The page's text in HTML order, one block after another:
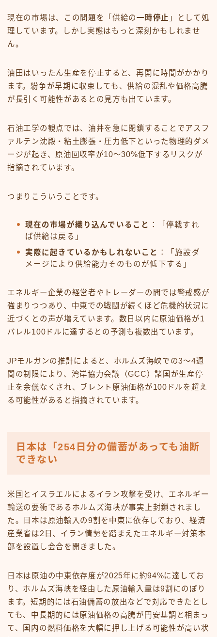
現在の市場は、この問題を「供給の一時停止 」として処
理しています。しかし実態はもっと深刻かもしれませ
ん。
油田はいったん生産を停止すると、再開に時間がかかり
ます。紛争が早期に収束しても、供給の混乱や価格高騰
が長引く可能性があるとの見方も出ています。
石油工学の観点では、油井を急に閉鎖することでアスフ
ァルテン沈殿・粘土膨張・圧力低下といった物理的ダメ
ージが起き、原油回収率が10〜30%低下するリスクが
指摘されています。
つまりこういうことです。
現在の市場が織り込んでいること ：「停戦すれ
ば供給は戻る」
実際に起きているかもしれないこと ：「施設ダ
メージにより供給能力そのものが低下する」
エネルギー企業の経営者やトレーダーの間では警戒感が
強まりつつあり、中東での戦闘が続くほど危機的状況に
近づくとの声が増えています。数日以内に原油価格が1
バレル100ドルに達するとの予測も複数出ています。
JPモルガンの推計によると、ホルムズ海峡での3〜4週
間の制限により、湾岸協力会議（GCC）諸国が生産停
止を余儀なくされ、ブレント原油価格が100ドルを超え
る可能性があると指摘されています。
日本は「254日分の備蓄があっても油断
できない
米国とイスラエルによるイラン攻撃を受け、エネルギー
輸送の要衝であるホルムズ海峡が事実上封鎖されまし
た。日本は原油輸入の9割を中東に依存しており、経済
産業省は2日、イラン情勢を踏まえたエネルギー対策本
部を設置し会合を開きました。
日本は原油の中東依存度が2025年に約94%に達してお
り、ホルムズ海峡を経由した原油輸入量は9割にのぼり
ます。短期的には石油備蓄の放出などで対応できたとし
ても、中長期的には原油価格の高騰が円安基調と相まっ
て、国内の燃料価格を大幅に押し上げる可能性が高い状